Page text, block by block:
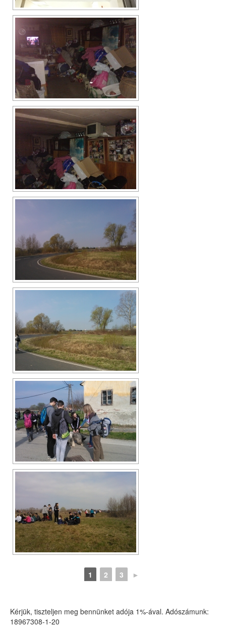
1 2 3 ►
Kérjük, tiszteljen meg bennünket adója 1%-ával. Adószámunk:
18967308-1-20